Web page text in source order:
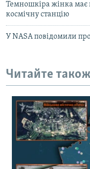
Темношкіра жінка має
космічну станцію
У NASA повідомили
Читайте також